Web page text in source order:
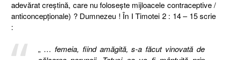
adevărat creştină, care nu foloseşte mijloacele contraceptive /
anticoncepţionale) ? Dumnezeu ! În I Timotei 2 : 14 – 15 scrie
:
„ … femeia, fiind amăgită, s-a făcut vinovată de